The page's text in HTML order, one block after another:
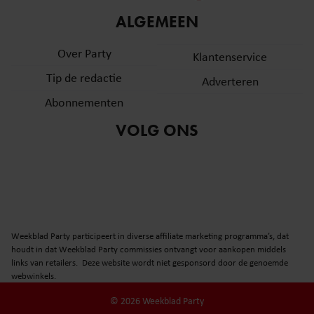
partners voor social media, adverteren en analyse. Deze
informatie die u aan ze heeft verstrekt of die ze hebben
verzameld op basis van uw gebruik van hun services. U
gebruiken.
ALGEMEEN
Over Party
Tip de redactie
Abonnementen
Klantenservice
Adverteren
VOLG ONS
Weekblad Party participeert in diverse affiliate marketing programma’s, dat
houdt in dat Weekblad Party commissies ontvangt voor aankopen middels
links van retailers. Deze website wordt niet gesponsord door de genoemde
webwinkels.
© 2026 Weekblad Party